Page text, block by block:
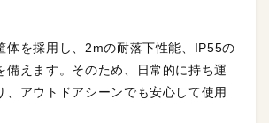
体を採用し、2mの耐落下性能、IP55の
備えます。そのため、日常的に持ち運
、アウトドアシーンでも安心して使用